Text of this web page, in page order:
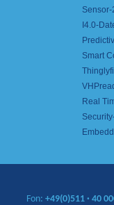
I4.0-
Smart
Real
Fon: +49(0)511 · 40